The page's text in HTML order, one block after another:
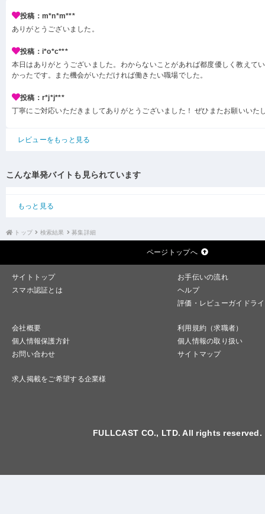
投稿：m*n*m***
ありがとうございました。
投稿：i*o*c***
本日はありがとうございました。わからないことがあれば都度優しく教えて
かったです。また機会がいただければ働きたい職場でした。
投稿：r*j*j***
丁寧にご対応いただきましてありがとうございました！ ぜひまたお願いいた
レビューをもっと見る
こんな単発バイトも見られています
もっと見る
トップ 検索結果 募集詳細
ページトップへ
サイトトップ
お手伝いの流れ
スマホ認証とは
ヘルプ
評価・レビューガイドラ
会社概要
利用規約（求職者）
個人情報保護方針
個人情報の取り扱い
お問い合わせ
サイトマップ
求人掲載をご希望する企業様
FULLCAST CO., LTD. All rights reserved.